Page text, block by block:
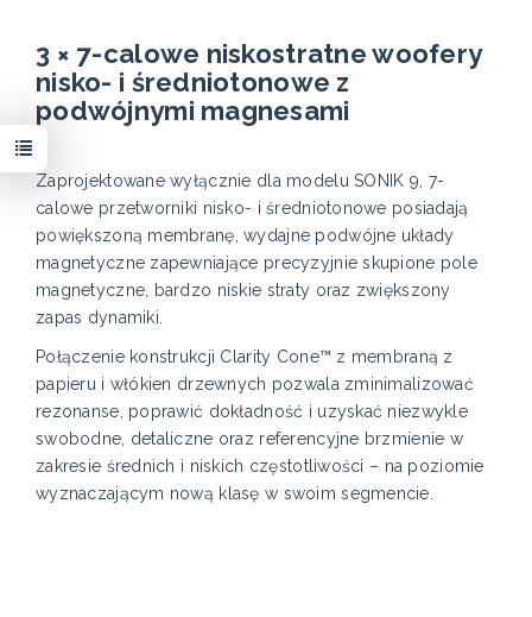
3 × 7-calowe niskostratne woofery
nisko- i średniotonowe z
podwójnymi magnesami
Zaprojektowane wyłącznie dla modelu SONIK 9, 7-
calowe przetworniki nisko- i średniotonowe posiadają
powiększoną membranę, wydajne podwójne układy
magnetyczne zapewniające precyzyjnie skupione pole
magnetyczne, bardzo niskie straty oraz zwiększony
zapas dynamiki.
Połączenie konstrukcji Clarity Cone™ z membraną z
papieru i włókien drzewnych pozwala zminimalizować
rezonanse, poprawić dokładność i uzyskać niezwykle
swobodne, detaliczne oraz referencyjne brzmienie w
zakresie średnich i niskich częstotliwości – na poziomie
wyznaczającym nową klasę w swoim segmencie.